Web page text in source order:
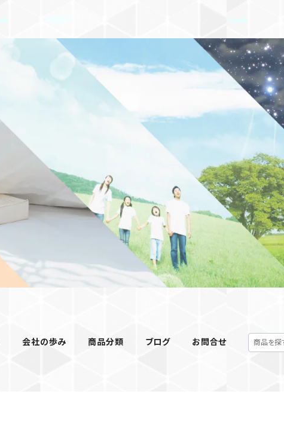
会社の歩み 商品分類 ブログ お問合せ